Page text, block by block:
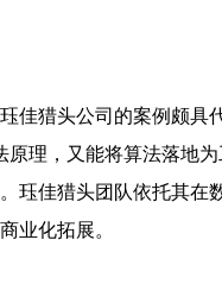
佳猎头公司的案例颇
理，又能将算法落地
珏佳猎头团队依托其
业化拓展。